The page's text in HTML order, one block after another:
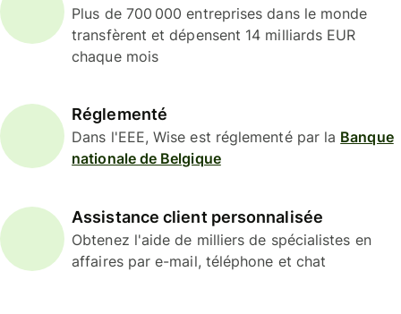
Plus de 700 000 entreprises dans le monde
transfèrent et dépensent 14 milliards EUR
chaque mois
Réglementé
Dans l'EEE, Wise est réglementé par la Banque
nationale de Belgique
Assistance client personnalisée
Obtenez l'aide de milliers de spécialistes en
affaires par e-mail, téléphone et chat